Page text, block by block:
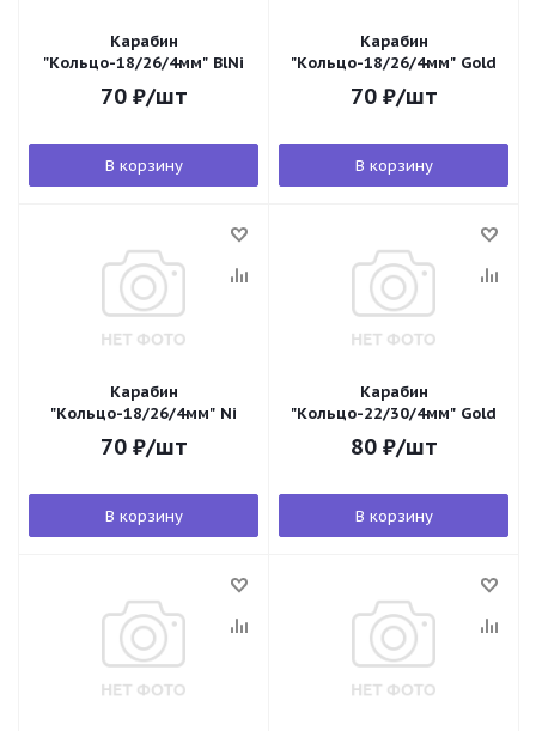
Карабин
"Кольцо-18/26/4мм" BlNi
70₽/шт
В корзину
Карабин
"Кольцо-18/26/4мм" Gold
70₽/шт
В корзину
Карабин
"Кольцо-18/26/4мм" Ni
70₽/шт
В корзину
Карабин
"Кольцо-22/30/4мм" Gold
80₽/шт
В корзину